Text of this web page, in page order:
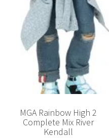
MGA Rainbow High 2
Complete Mix River
Kendall